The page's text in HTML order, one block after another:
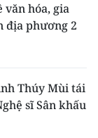
văn hóa, gia
địa phương 2
Thúy Mùi tái
sĩ Sân khấu